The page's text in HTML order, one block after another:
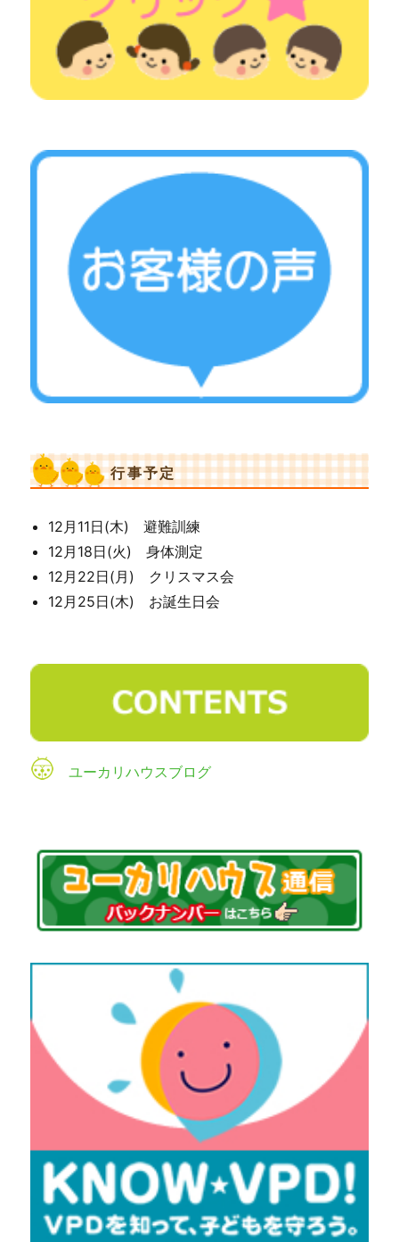
行事予定
12月11日(木) 避難訓練
12月18日(火) 身体測定
12月22日(月) クリスマス会
12月25日(木) お誕生日会
ユーカリハウスブログ